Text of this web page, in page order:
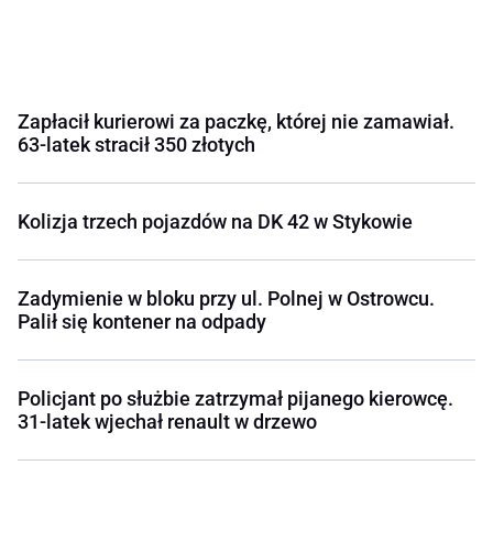
Zapłacił kurierowi za paczkę, której nie zamawiał.
63-latek stracił 350 złotych
Kolizja trzech pojazdów na DK 42 w Stykowie
Zadymienie w bloku przy ul. Polnej w Ostrowcu.
Palił się kontener na odpady
Policjant po służbie zatrzymał pijanego kierowcę.
31-latek wjechał renault w drzewo